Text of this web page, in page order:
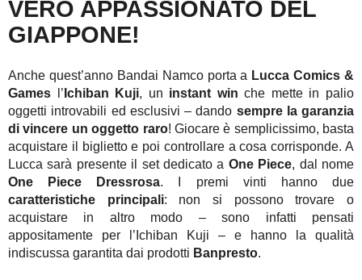
VERO APPASSIONATO DEL
GIAPPONE!
Anche quest’anno Bandai Namco porta a Lucca Comics &
Games l’ Ichiban Kuji, un instant win che mette in palio
oggetti introvabili ed esclusivi – dando sempre la garanzia
di vincere un oggetto raro! Giocare è semplicissimo, basta
acquistare il biglietto e poi controllare a cosa corrisponde. A
Lucca sarà presente il set dedicato a One Piece, dal nome
One Piece Dressrosa. I premi vinti hanno due
caratteristiche principali: non si possono trovare o
acquistare in altro modo – sono infatti pensati
appositamente per l’Ichiban Kuji – e hanno la qualità
indiscussa garantita dai prodotti Banpresto.